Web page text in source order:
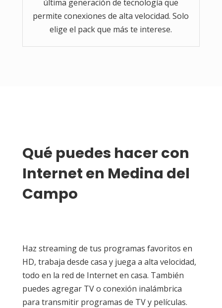
última generación de tecnología que
permite conexiones de alta velocidad. Solo
elige el pack que más te interese.
Qué puedes hacer con
Internet en Medina del
Campo
Haz streaming de tus programas favoritos en
HD, trabaja desde casa y juega a alta velocidad,
todo en la red de Internet en casa. También
puedes agregar TV o conexión inalámbrica
para transmitir programas de TV y películas.